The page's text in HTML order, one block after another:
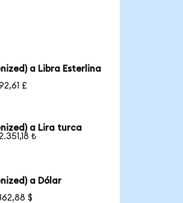
a Libra Esterlina
£
a Lira turca
₺
a Dólar
$